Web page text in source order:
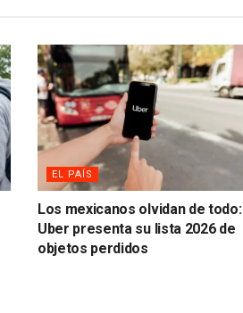
EL PAÍS
Los mexicanos olvidan de todo:
Uber presenta su lista 2026 de
objetos perdidos